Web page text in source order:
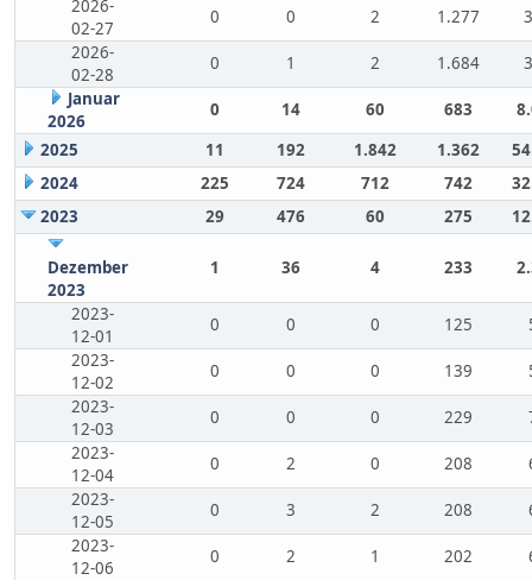
2026-
02-27
0 0 2 1.277
2026-
02-28
0 1 2 1.684
Januar
2026
0 14 60 683
2025
11 192 1.842 1.362
2024
225 724 712 742
2023
29 476 60 275
Dezember
2023
1 36 4 233
2023-
12-01
0 0 0 125
2023-
12-02
0 0 0 139
2023-
12-03
0 0 0 229
2023-
12-04
0 2 0 208
2023-
12-05
0 3 2 208
2023-
12-06
0 2 1 202